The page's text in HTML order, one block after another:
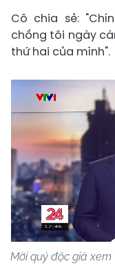
Cô chia sẻ:
chồng tôi ngày
thứ hai của mình".
Mời quý độc giả